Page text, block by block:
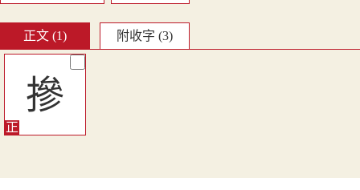
正文 (1) 附收字 (3)
摻